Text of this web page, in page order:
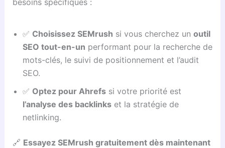
besoins spécifiques :
✅ Choisissez SEMrush si vous cherchez un outil
SEO tout-en-un performant pour la recherche de
mots-clés, le suivi de positionnement et l’audit
SEO.
✅ Optez pour Ahrefssi votre priorité est
l’analyse des backlinkset la stratégie de
netlinking.
🔗 Essayez SEMrush gratuitement dès maintenant